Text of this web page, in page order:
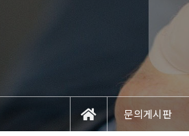
문의게시판